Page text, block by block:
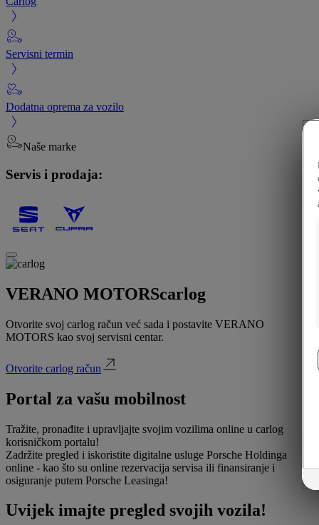
Servisni termin
Dodatna oprema za vozilo
Naše marke
Servis i prodaja:
VERANO MOTORScarlog
Otvorite svoj carlog račun već sada i postavite VERANO
MOTORS kao svoj servisni centar.
Otvorite carlog račun
Portal za vašu mobilnost
Tražite, pronađite i upravljajte svojim vozilima online u carlog
korisničkom portalu!
Zadržite pregled i iskoristite digitalne usluge Porsche Holdinga
online - kao što su online rezervacija servisa ili finansiranje i
osiguranje putem Porsche Leasinga!
Uvijek imajte pregled svojih vozila!